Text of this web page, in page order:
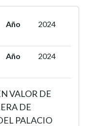
Año 2024
Año 2024
VALOR DE
DE
PALACIO